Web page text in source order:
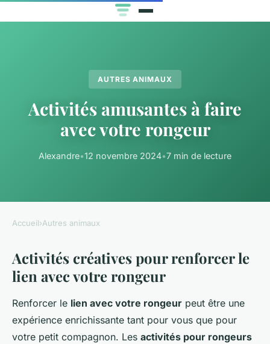
AUTRES ANIMAUX
Activités amusantes à faire
avec votre rongeur
Alexandre•12 novembre 2024•7 min de lecture
Accueil›Autres animaux
Activités créatives pour renforcer le
lien avec votre rongeur
Renforcer le lien avec votre rongeur peut être une
expérience enrichissante tant pour vous que pour
votre petit compagnon. Les activités pour rongeurs